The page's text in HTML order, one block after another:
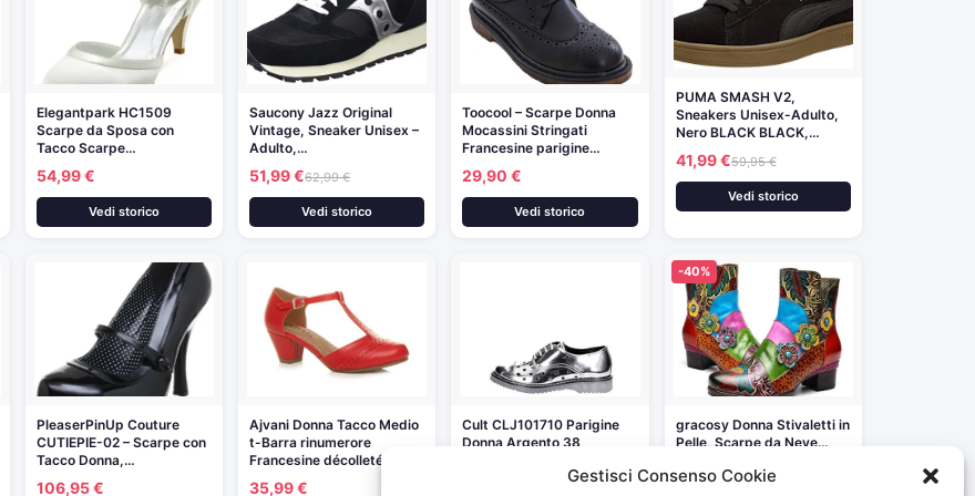
Gestisci Consenso Cookie
Elegantpark HC1509
Scarpe da Sposa con
Tacco Scarpe…
54,99 €
Vedi storico
Saucony Jazz Original
Vintage, Sneaker Unisex –
Adulto,…
51,99 €62,99 €
Vedi storico
Toocool – Scarpe Donna
Mocassini Stringati
Francesine parigine…
29,90 €
Vedi storico
PUMA SMASH V2,
Sneakers Unisex-Adulto,
Nero BLACK BLACK,…
41,99 €59,95 €
Vedi storico
PleaserPinUp Couture
CUTIEPIE-02 – Scarpe con
Tacco Donna,…
106,95 €
Ajvani Donna Tacco Medio
t-Barra rinumerore
Francesine décolleté…
35,99 €
Cult CLJ101710 Parigine
Donna Argento 38
-40%
gracosy Donna Stivaletti in
Pelle, Scarpe da Neve…
69,99 €116,65 €